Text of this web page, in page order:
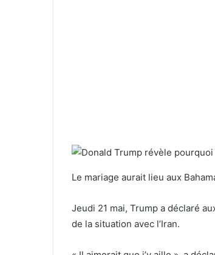
Le mariage aurait lieu aux
Jeudi 21 mai, Trump a déclaré
de la situation avec l’Iran.